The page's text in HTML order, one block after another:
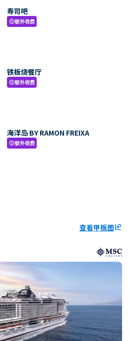
寿司吧
paid额外收费
铁板烧餐厅
paid额外收费
海洋岛 BY RAMON FREIXA
paid额外收费
查看甲板图ungroup